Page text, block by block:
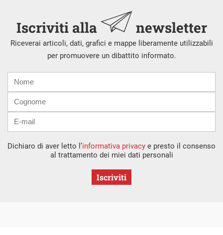
Iscriviti alla newsletter
Riceverai articoli, dati, grafici e mappe liberamente utilizzabili
per promuovere un dibattito informato.
mail
Dichiaro di aver letto l’informativa privacy e presto il consenso
al trattamento dei miei dati personali
Iscriviti